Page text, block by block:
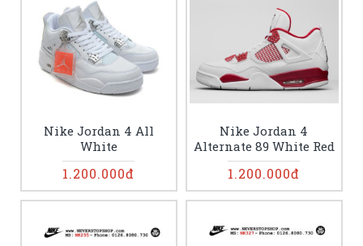
Nike Jordan 4 All
White
1.200.000đ
Nike Jordan 4
Alternate 89 White Red
1.200.000đ